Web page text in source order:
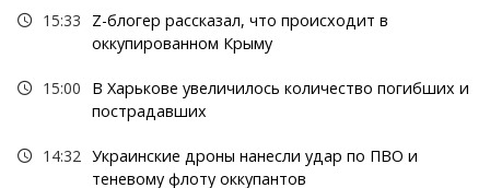
15:33
Z-блогер рассказал, что происходит в
оккупированном Крыму
15:00
В Харькове увеличилось количество погибших и
пострадавших
14:32 Украинские дроны нанесли удар по ПВО и
теневому флоту оккупантов